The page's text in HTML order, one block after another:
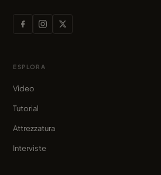
ESPLORA
Video
Tutorial
Attrezzatura
Interviste